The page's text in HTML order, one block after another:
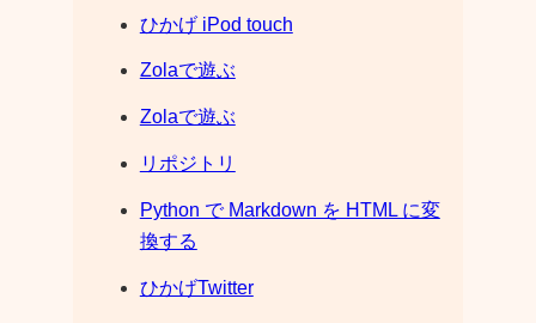
ひかげ iPod touch
Zolaで遊ぶ
Zolaで遊ぶ
リポジトリ
Python で Markdown を HTML に変
換する
ひかげTwitter